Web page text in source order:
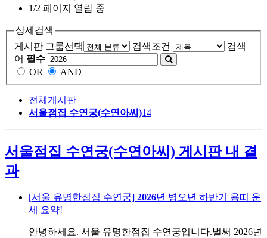
1/2 페이지 열람 중
상세검색
게시판 그룹선택
검색조건
검색
어 필수
OR
AND
전체게시판
서울점집 수연궁(수연아씨)14
서울점집 수연궁(수연아씨) 게시판 내 결
과
[서울 유명한점집 수연궁] 2026년 병오년 하반기 용띠 운
세 요약!
안녕하세요. 서울 유명한점집 수연궁입니다.벌써 2026년